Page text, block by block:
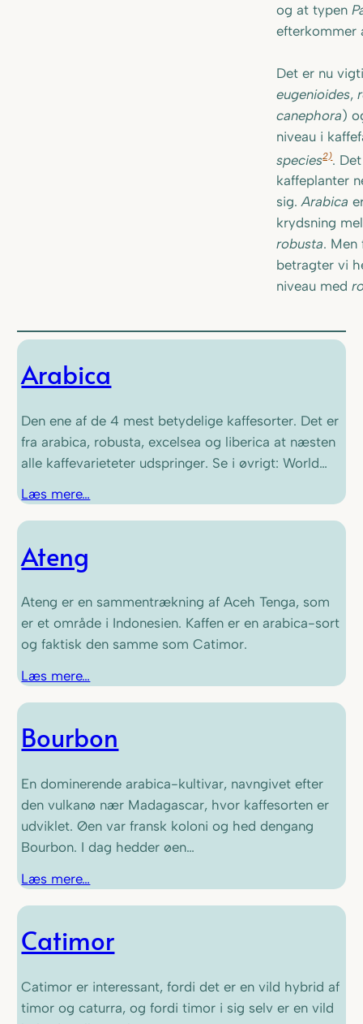
og at typen
efterkommer
Det er nu
eugenioides,
canephora)
niveau i
species2).
kaffeplanter
sig.Arabica
krydsning
robusta. Men
betragter vi
niveau med
Arabica
Den ene af de 4 mest betydelige kaffesorter. Det er
fra arabica, robusta, excelsea og liberica at næsten
alle kaffevarieteter udspringer. Se i øvrigt: World…
Læs mere…
Ateng
Ateng er en sammentrækning af Aceh Tenga, som
er et område i Indonesien. Kaffen er en arabica-sort
og faktisk den samme som Catimor.
Læs mere…
Bourbon
En dominerende arabica-kultivar, navngivet efter
den vulkanø nær Madagascar, hvor kaffesorten er
udviklet. Øen var fransk koloni og hed dengang
Bourbon. I dag hedder øen…
Læs mere…
Catimor
Catimor er interessant, fordi det er en vild hybrid af
timor og caturra, og fordi timor i sig selv er en vild